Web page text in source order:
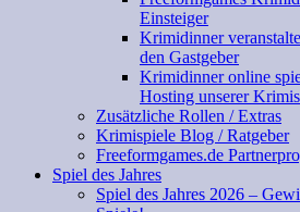
Einsteiger
Krimidinner
den Gastgeber
Krimidinner online
Hosting unserer
Zusätzliche Rollen / Extras
Krimispiele Blog / Ratgeber
Freeformgames.de
Spiel des Jahres
Spiel des Jahres 2026 –